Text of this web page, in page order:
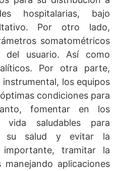
hospitalarias, bajo
Por otro lado,
somatométricos
del usuario. Así como
Por otra parte,
los equipos
condiciones para
fomentar en los
saludables para
su salud y evitar la
tramitar la
aplicaciones